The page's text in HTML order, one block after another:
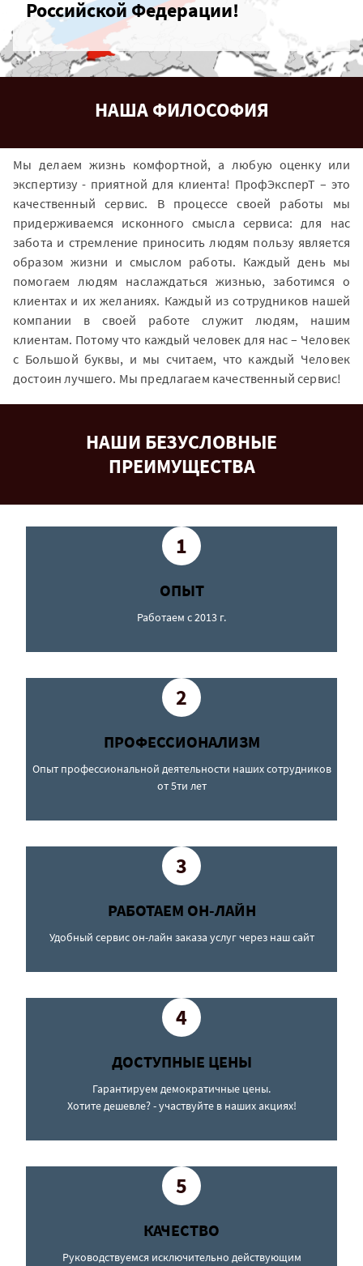
Российской Федерации!
НАША ФИЛОСОФИЯ
Мы делаем жизнь комфортной, а любую оценку или
экспертизу - приятной для клиента! ПрофЭксперТ – это
качественный сервис. В процессе своей работы мы
придерживаемся исконного смысла сервиса: для нас
забота и стремление приносить людям пользу является
образом жизни и смыслом работы. Каждый день мы
помогаем людям наслаждаться жизнью, заботимся о
клиентах и их желаниях. Каждый из сотрудников нашей
компании в своей работе служит людям, нашим
клиентам. Потому что каждый человек для нас – Человек
с Большой буквы, и мы считаем, что каждый Человек
достоин лучшего. Мы предлагаем качественный сервис!
НАШИ БЕЗУСЛОВНЫЕ
ПРЕИМУЩЕСТВА
1
ОПЫТ
Работаем с 2013 г.
2
ПРОФЕССИОНАЛИЗМ
Опыт профессиональной деятельности наших сотрудников
от 5ти лет
3
РАБОТАЕМ ОН-ЛАЙН
Удобный сервис он-лайн заказа услуг через наш сайт
4
ДОСТУПНЫЕ ЦЕНЫ
Гарантируем демократичные цены.
Хотите дешевле? - участвуйте в наших акциях!
5
КАЧЕСТВО
Руководствуемся исключительно действующим